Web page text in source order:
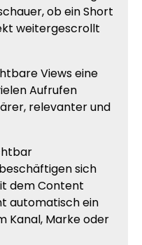
ob ein Short
weitergescrollt
Views eine
Aufrufen
relevanter und
sich
dem Content
automatisch ein
Kanal, Marke oder